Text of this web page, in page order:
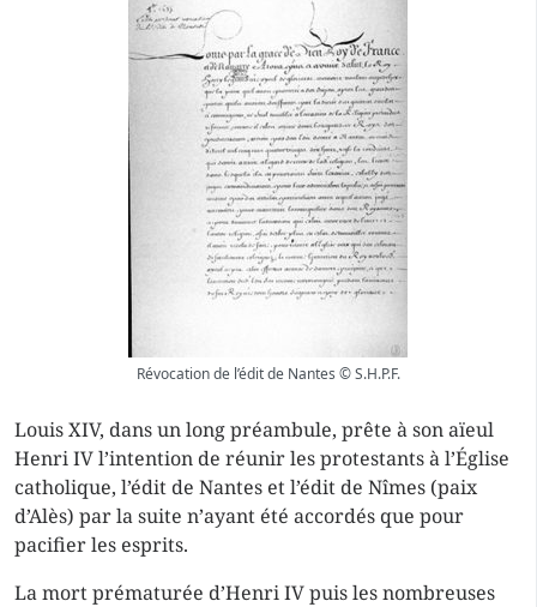
Révocation de l’édit de Nantes © S.H.P.F.
Louis XIV, dans un long préambule, prête à son aïeul
Henri IV l’intention de réunir les protestants à l’Église
catholique, l’édit de Nantes et l’édit de Nîmes (paix
d’Alès) par la suite n’ayant été accordés que pour
pacifier les esprits.
La mort prématurée d’Henri IV puis les nombreuses